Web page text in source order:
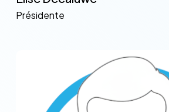
Présidente